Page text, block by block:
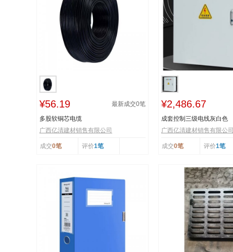
¥56.19 最新成交0笔
多股软铜芯电缆
广西亿清建材销售有限公司
成交0笔 评价1笔
¥2,486.67
成套控制三级电线灰白色
广西亿清建材销售有限公司
成交0笔 评价1笔